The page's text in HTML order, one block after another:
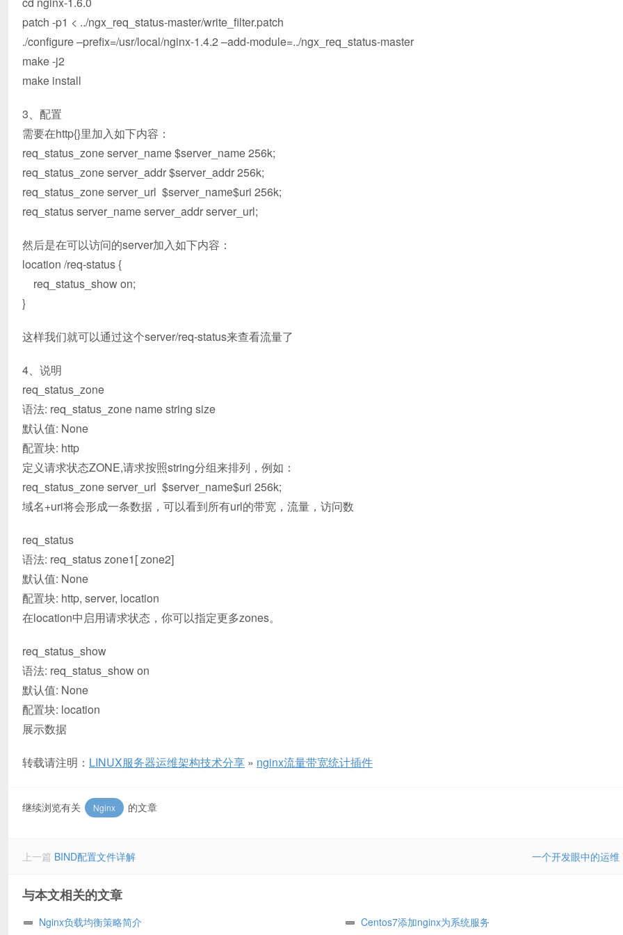
patch -p1 < ../ngx_req_status-master/write_filter.patch
./configure –prefix=/usr/local/nginx-1.4.2 –add-module=../ngx_req_status-master
make -j2
make install
3、配置
需要在http{}里加入如下内容：
req_status_zone server_name $server_name 256k;
req_status_zone server_addr $server_addr 256k;
req_status_zone server_url $server_name$uri 256k;
req_status server_name server_addr server_url;
然后是在可以访问的server加入如下内容：
location /req-status {
req_status_show on;
}
这样我们就可以通过这个server/req-status来查看流量了
4、说明
req_status_zone
语法: req_status_zone name string size
默认值: None
配置块: http
定义请求状态ZONE,请求按照string分组来排列，例如：
req_status_zone server_url $server_name$uri 256k;
域名+uri将会形成一条数据，可以看到所有url的带宽，流量，访问数
req_status
语法: req_status zone1[ zone2]
默认值: None
配置块: http, server, location
在location中启用请求状态，你可以指定更多zones。
req_status_show
语法: req_status_show on
默认值: None
配置块: location
展示数据
转载请注明： LINUX服务器运维架构技术分享 » nginx流量带宽统计插件
继续浏览有关 Nginx 的文章
上一篇 BIND配置文件详解 一个开发眼中的运维
与本文相关的文章
Nginx负载均衡策略简介 Centos7添加nginx为系统服务